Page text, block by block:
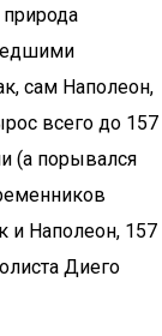
сам Наполеон,
всего до 157
(а порывался
и Наполеон, 157
Диего